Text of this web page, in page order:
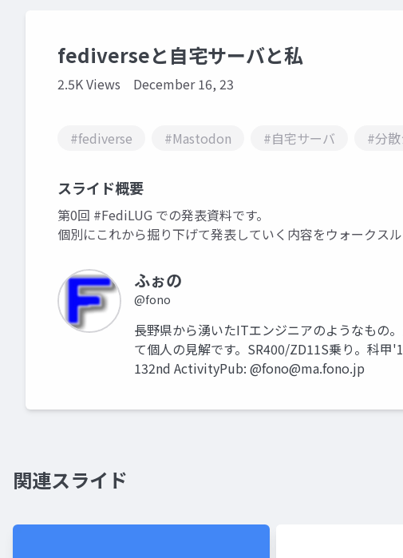
fediverseと自宅サーバと私
2.5K Views December 16, 23
#fediverse #Mastodon #自宅サーバ #分
スライド概要
第0回 #FediLUG での発表資料です。
個別にこれから掘り下げて発表していく内容をウォークス
ふぉの
@fono
長野県から湧いたITエンジニアのようなもの
て個人の見解です。SR400/ZD11S乗り。科
132nd ActivityPub: @fono@ma.fono.jp
関連スライド